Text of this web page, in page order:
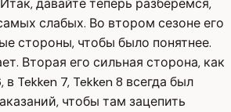
давайте теперь разберёмся,
слабых. Во втором сезоне его
стороны, чтобы было понятнее.
Вторая его сильная сторона, как
7, Tekken 8 всегда был
чтобы там зацепить